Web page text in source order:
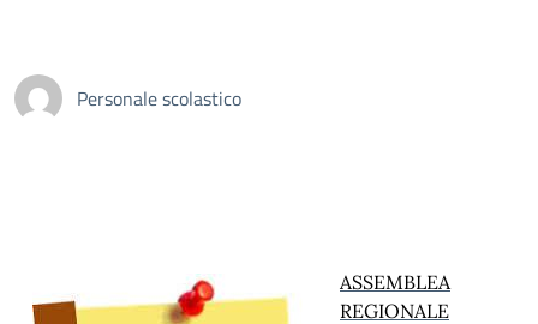
Personale scolastico
ASSEMBLEA
REGIONALE